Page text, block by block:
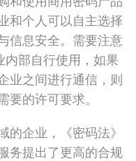
和个人可以自主选择
信息安全。需要注意
内部自行使用，如果
业之间进行通信，则
要的许可要求。
的企业，《密码法》
务提出了更高的合规